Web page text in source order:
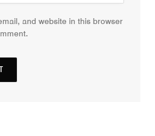
and website in this browser